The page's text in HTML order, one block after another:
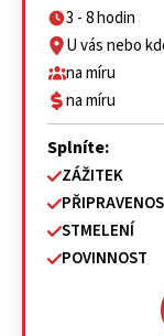
3 - 8 hodin
U vás nebo
na míru
na míru
Splníte:
ZÁŽITEK
STMELENÍ
POVINNOST